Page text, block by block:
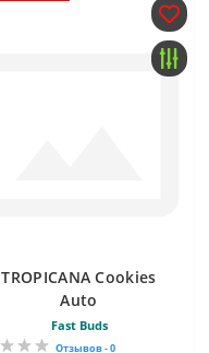
TROPICANA Cookies
Auto
Fast Buds
Отзывов - 0